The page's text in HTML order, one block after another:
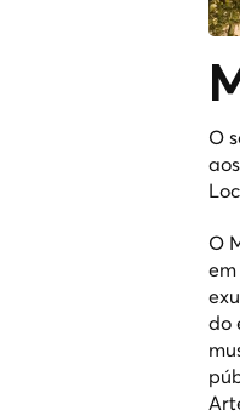
O
O
do